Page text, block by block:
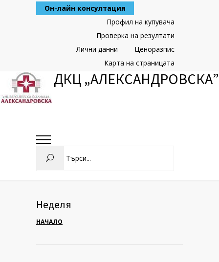
Он-лайн консултация
Профил на купувача
Проверка на резултати
Ценоразпис
Лични данни
Карта на страницата
ДКЦ „АЛЕКСАНДРОВСКА”
Неделя
НАЧАЛО